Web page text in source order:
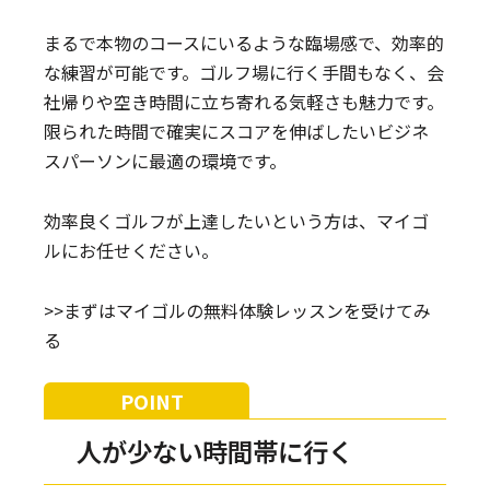
まるで本物のコースにいるような臨場感で、効率的
な練習が可能です。ゴルフ場に行く手間もなく、会
社帰りや空き時間に立ち寄れる気軽さも魅力です。
限られた時間で確実にスコアを伸ばしたいビジネ
スパーソンに最適の環境です。
効率良くゴルフが上達したいという方は、マイゴ
ルにお任せください。
>>まずはマイゴルの無料体験レッスンを受けてみ
る
人が少ない時間帯に行く